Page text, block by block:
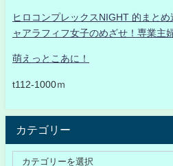
ヒロコンプレックスNIGHT 的まと
ャアラフィフ女子のめざせ！専業主
萌えっとこあに！
t112-1000ｍ
カテゴリー